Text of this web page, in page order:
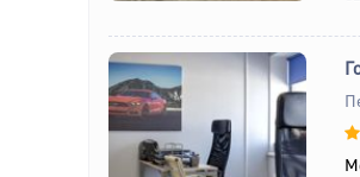
Назад Вперед